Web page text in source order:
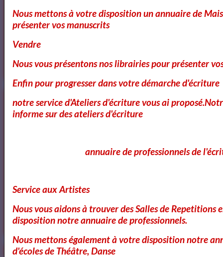
Annuaire des Chroniqueurs
littéraires
https://www.mylibreto.com/inicio
Nous mettons à votre disposition un annuaire de
présenter vos manuscrits
Vendre
Nous vous présentons nos librairies pour présenter
Enfin pour progresser dans votre démarche d'écriture
notre service d'Ateliers d'écriture vous ai
informe sur des ateliers d'écriture
annuaire de professionnels de
Service aux Artistes
Nous vous aidons à trouver des Salles de Repetitions
disposition notre annuaire de professionnels.
Nous mettons également à votre disposition notre
d'écoles de Théâtre, Danse